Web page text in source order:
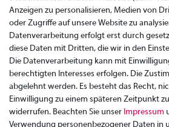
Anzeigen zu personalisieren, Medien von
oder Zugriffe auf unsere Website zu
Datenverarbeitung erfolgt erst durch
diese Daten mit Dritten, die wir in den
Die Datenverarbeitung kann mit
berechtigten Interesses erfolgen. Die
abgelehnt werden. Es besteht das Recht,
Einwilligung zu einem späteren Zeitpunkt
widerrufen. Beachten Sie unser Impressum
Verwendung personenbezogener Daten in